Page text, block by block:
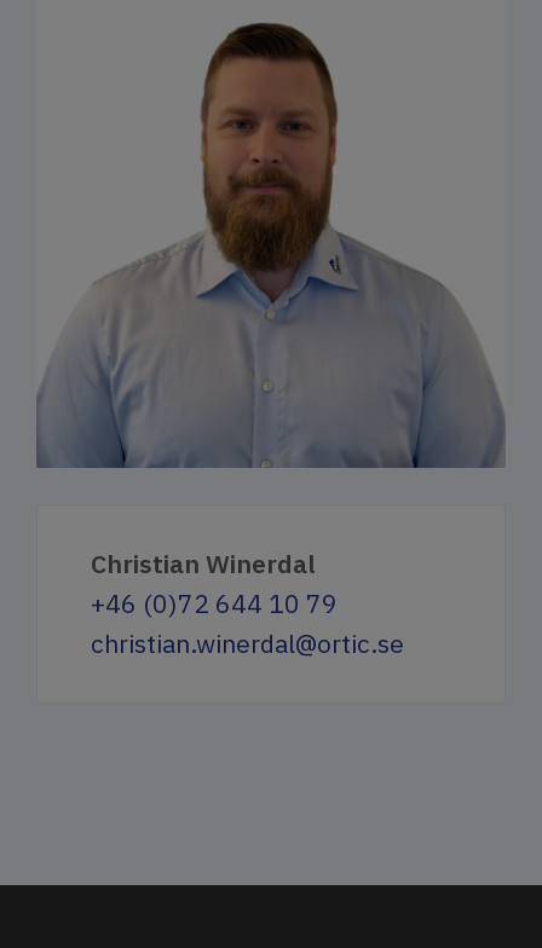
Christian Winerdal
+46 (0)72 644 10 79
christian.winerdal@ortic.se